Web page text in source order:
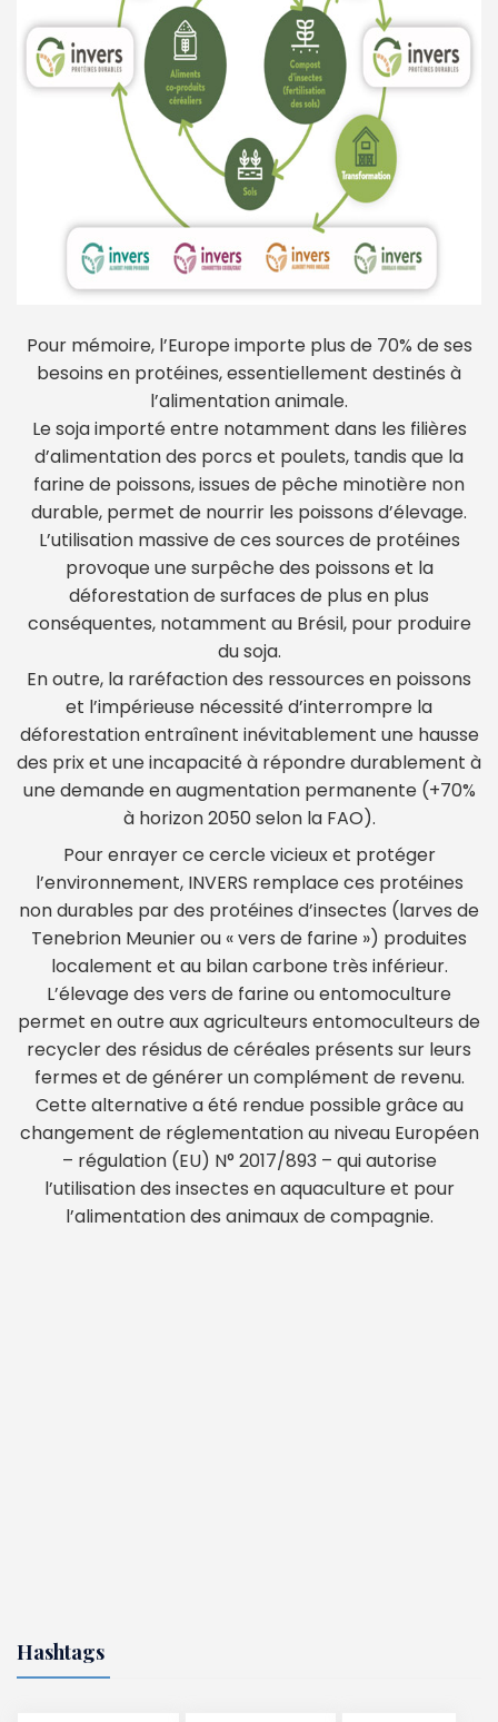
Pour mémoire, l’Europe importe plus de 70% de ses
besoins en protéines, essentiellement destinés à
l’alimentation animale.
Le soja importé entre notamment dans les filières
d’alimentation des porcs et poulets, tandis que la
farine de poissons, issues de pêche minotière non
durable, permet de nourrir les poissons d’élevage.
L’utilisation massive de ces sources de protéines
provoque une surpêche des poissons et la
déforestation de surfaces de plus en plus
conséquentes, notamment au Brésil, pour produire
du soja.
En outre, la raréfaction des ressources en poissons
et l’impérieuse nécessité d’interrompre la
déforestation entraînent inévitablement une hausse
des prix et une incapacité à répondre durablement à
une demande en augmentation permanente (+70%
à horizon 2050 selon la FAO).
Pour enrayer ce cercle vicieux et protéger
l’environnement, INVERS remplace ces protéines
non durables par des protéines d’insectes (larves de
Tenebrion Meunier ou « vers de farine ») produites
localement et au bilan carbone très inférieur.
L’élevage des vers de farine ou entomoculture
permet en outre aux agriculteurs entomoculteurs de
recycler des résidus de céréales présents sur leurs
fermes et de générer un complément de revenu.
Cette alternative a été rendue possible grâce au
changement de réglementation au niveau Européen
– régulation (EU) N° 2017/893 – qui autorise
l’utilisation des insectes en aquaculture et pour
l’alimentation des animaux de compagnie.
Hashtags